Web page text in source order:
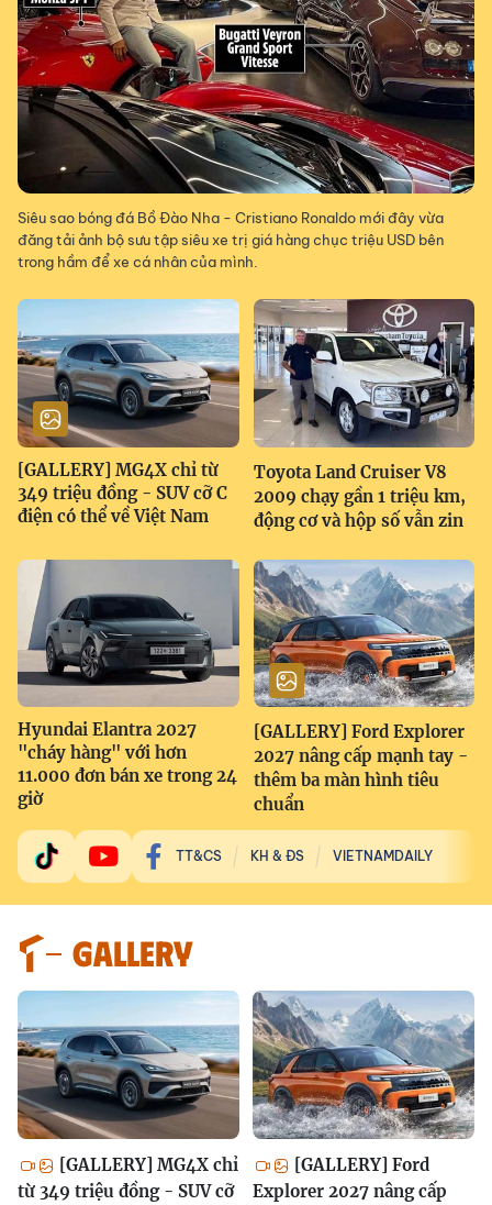
Siêu sao bóng đá Bồ Đào Nha - Cristiano Ronaldo mới đây vừa
đăng tải ảnh bộ sưu tập siêu xe trị giá hàng chục triệu USD bên
trong hầm để xe cá nhân của mình.
[GALLERY] MG4X chỉ từ
349 triệu đồng - SUV cỡ C
điện có thể về Việt Nam
Toyota Land Cruiser V8
2009 chạy gần 1 triệu km,
động cơ và hộp số vẫn zin
Hyundai Elantra 2027
"cháy hàng" với hơn
11.000 đơn bán xe trong 24
giờ
[GALLERY] Ford Explorer
2027 nâng cấp mạnh tay -
thêm ba màn hình tiêu
chuẩn
TT&CS KH & ĐS VIETNAMDAILY
GALLERY
[GALLERY] MG4X chỉ
từ 349 triệu đồng - SUV cỡ
[GALLERY] Ford
Explorer 2027 nâng cấp